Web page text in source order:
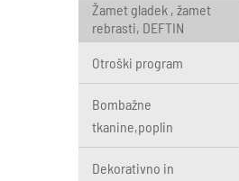
Žamet gladek , žamet
rebrasti, DEFTIN
Otroški program
Bombažne
tkanine,poplin
Dekorativno in